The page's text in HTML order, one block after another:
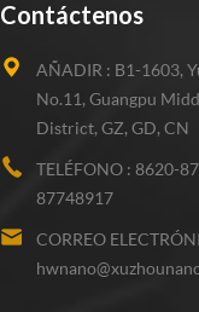
Contáctenos
AÑADIR : B1-1603,
No.11, Guangpu
District, GZ, GD, CN
TELÉFONO : 8620-
87748917
CORREO